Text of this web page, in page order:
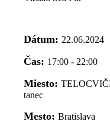
Dátum: 22.06.2024
Čas: 17:00 - 22:00
Miesto:
tanec
Mesto: Bratislava